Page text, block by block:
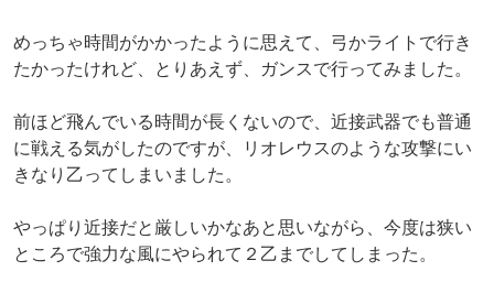
めっちゃ時間がかかったように思えて、弓かライトで行き
たかったけれど、とりあえず、ガンスで行ってみました。
前ほど飛んでいる時間が長くないので、近接武器でも普通
に戦える気がしたのですが、リオレウスのような攻撃にい
きなり乙ってしまいました。
やっぱり近接だと厳しいかなあと思いながら、今度は狭い
ところで強力な風にやられて２乙までしてしまった。